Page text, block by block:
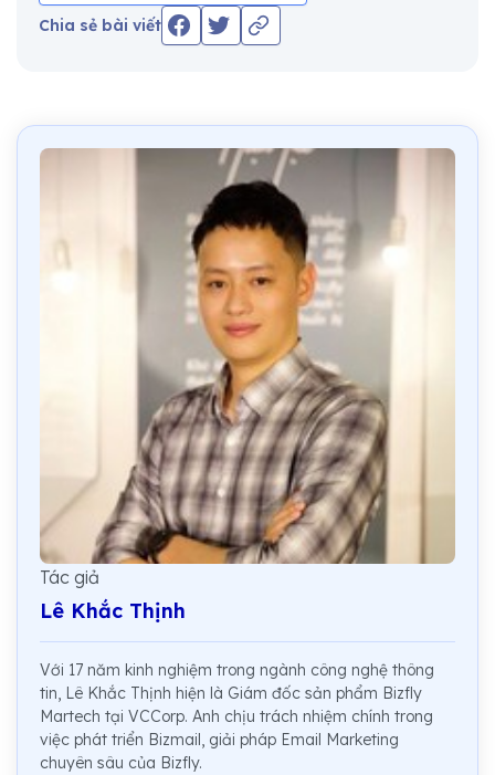
Chia sẻ bài viết
Tác giả
Lê Khắc Thịnh
Với 17 năm kinh nghiệm trong ngành công nghệ thông
tin, Lê Khắc Thịnh hiện là Giám đốc sản phẩm Bizfly
Martech tại VCCorp. Anh chịu trách nhiệm chính trong
việc phát triển Bizmail, giải pháp Email Marketing
chuyên sâu của Bizfly.